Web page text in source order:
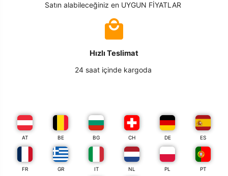
Satın alabileceğiniz en UYGUN FİYATLAR
Hızlı Teslimat
24 saat içinde kargoda
AT BE BG CH DE ES
FR GR IT NL PL PT